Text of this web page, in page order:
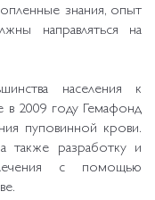
знания, опыт
направляться на
населения к
в 2009 году Гемафонд
пуповинной крови.
также разработку и
с помощью